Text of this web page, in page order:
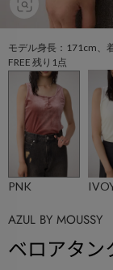
モデル身長：171cm、
FREE 残り1点
PNK
AZUL BY MOUSSY
ベロアタン